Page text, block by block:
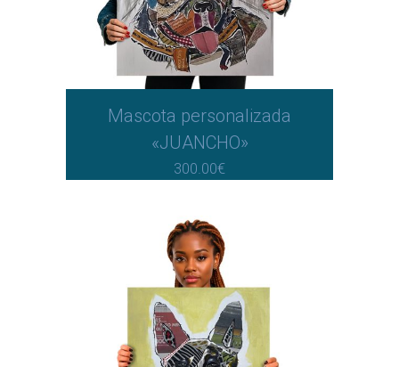
Mascota personalizada
«JUANCHO»
300.00€